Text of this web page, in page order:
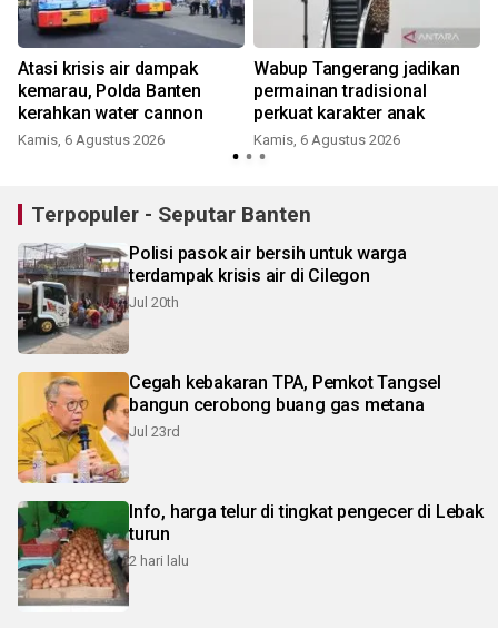
Atasi krisis air dampak
kemarau, Polda Banten
kerahkan water cannon
Kamis, 6 Agustus 2026
Wabup Tangerang jadikan
permainan tradisional
perkuat karakter anak
Kamis, 6 Agustus 2026
Terpopuler - Seputar Banten
Polisi pasok air bersih untuk warga
terdampak krisis air di Cilegon
Jul 20th
Cegah kebakaran TPA, Pemkot Tangsel
bangun cerobong buang gas metana
Jul 23rd
Info, harga telur di tingkat pengecer di Lebak
turun
2 hari lalu